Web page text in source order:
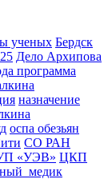
ученых Бердск
Дело Архипова
программа
назначение
оспа обезьян
СО РАН
«УЭВ» ЦКП